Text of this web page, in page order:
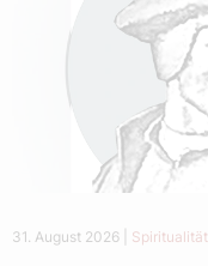
31. August 2026 Spiritualität